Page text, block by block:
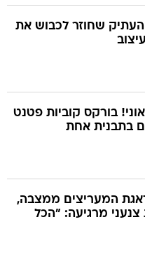
שחוזר לכבוש את
בורקס קוביות פטנט
בתבנית אחת
המעריצים ממצבה,
צנעני מרגיעה: "הכל